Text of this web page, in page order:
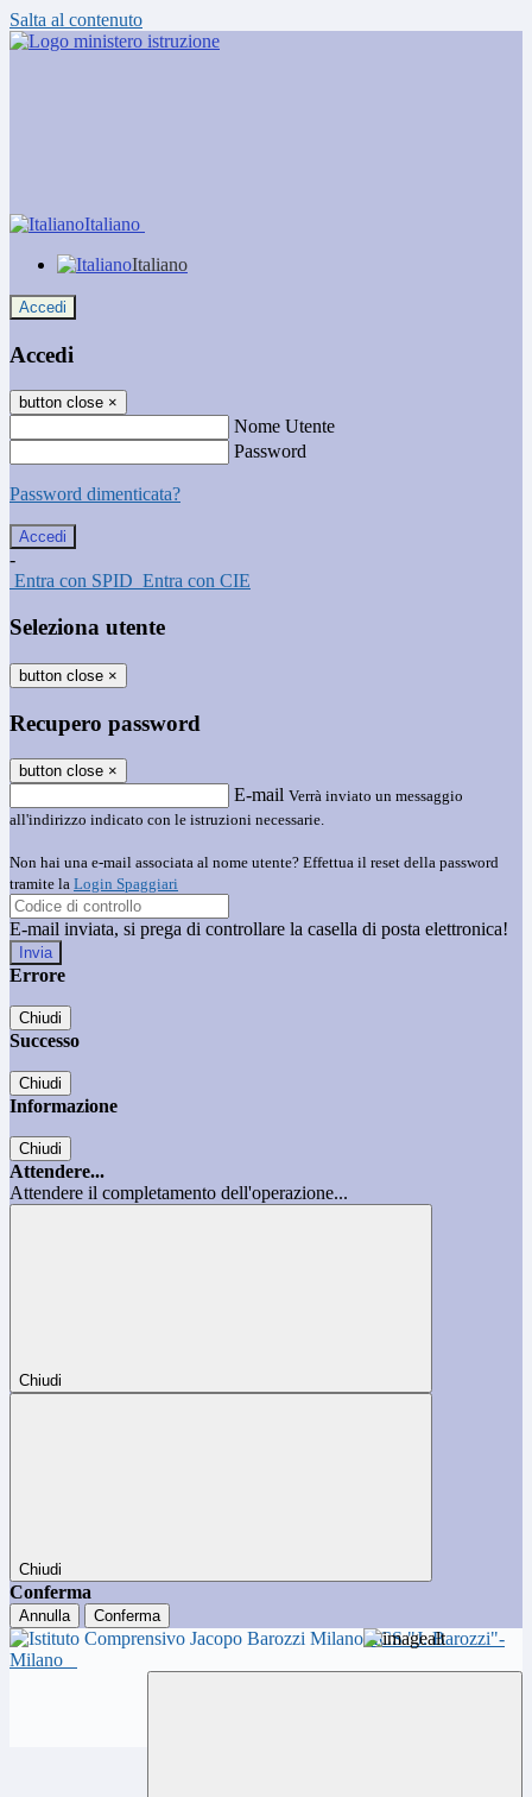
Salta al contenuto
Italiano
Italiano
Accedi
Accedi
button close ×
Nome Utente
Password
Password dimenticata?
-
Entra con SPID Entra con CIE
Seleziona utente
button close ×
Recupero password
button close ×
E-mail Verrà inviato un messaggio
all'indirizzo indicato con le istruzioni necessarie.
Non hai una e-mail associata al nome utente? Effettua il reset della password
tramite la Login Spaggiari
E-mail inviata, si prega di controllare la casella di posta elettronica!
Errore
Chiudi
Successo
Chiudi
Informazione
Chiudi
Attendere...
Attendere il completamento dell'operazione...
Chiudi
Chiudi
Conferma
Annulla Conferma
ICS "J. Barozzi"-
Milano